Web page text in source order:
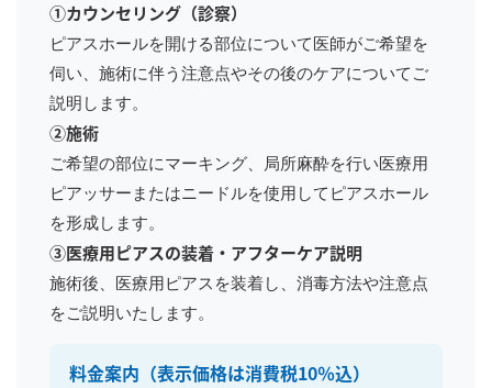
①カウンセリング（診察）
ピアスホールを開ける部位について医師がご希望を
伺い、施術に伴う注意点やその後のケアについてご
説明します。
②施術
ご希望の部位にマーキング、局所麻酔を行い医療用
ピアッサーまたはニードルを使用してピアスホール
を形成します。
③医療用ピアスの装着・アフターケア説明
施術後、医療用ピアスを装着し、消毒方法や注意点
をご説明いたします。
料金案内 （表示価格は消費税10％込）